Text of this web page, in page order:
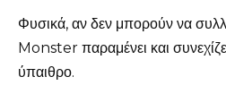
Φυσικά, αν δεν μπορούν να
Monster παραμένει και
ύπαιθρο.